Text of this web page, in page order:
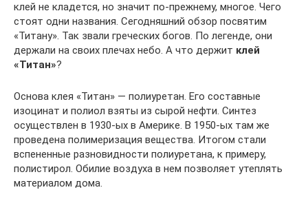
клей не кладется, но значит по-прежнему, многое. Чего
стоят одни названия. Сегодняшний обзор посвятим
«Титану». Так звали греческих богов. По легенде, они
держали на своих плечах небо. А что держит клей
«Титан»?
Основа клея «Титан» — полиуретан. Его составные
изоцинат и полиол взяты из сырой нефти. Синтез
осуществлен в 1930-ых в Америке. В 1950-ых там же
проведена полимеризация вещества. Итогом стали
вспененные разновидности полиуретана, к примеру,
полистирол. Обилие воздуха в нем позволяет утеплять
материалом дома.